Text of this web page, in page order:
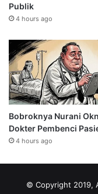
Publik
4 hours ago
Bobroknya Nurani
Dokter Pembenci
4 hours ago
© Copyright 2019,